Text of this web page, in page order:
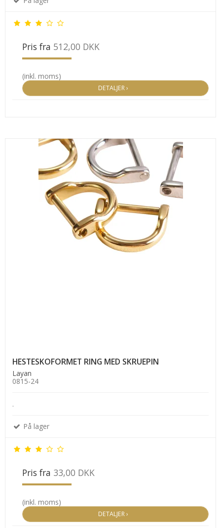
Pris fra 512,00 DKK
(inkl. moms)
DETALJER ›
HESTESKOFORMET RING MED SKRUEPIN
Layan
0815-24
.
På lager
Pris fra 33,00 DKK
(inkl. moms)
DETALJER ›